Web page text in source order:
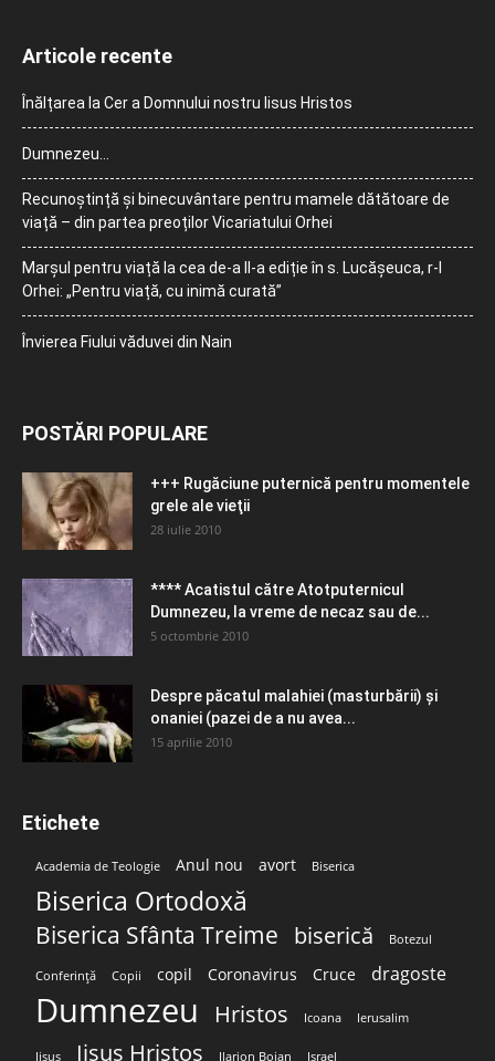
Articole recente
Înălțarea la Cer a Domnului nostru Iisus Hristos
Dumnezeu…
Recunoștință și binecuvântare pentru mamele dătătoare de
viață – din partea preoților Vicariatului Orhei
Marșul pentru viață la cea de-a II-a ediție în s. Lucășeuca, r-l
Orhei: „Pentru viață, cu inimă curată”
Învierea Fiului văduvei din Nain
POSTĂRI POPULARE
+++ Rugăciune puternică pentru momentele
grele ale vieţii
28 iulie 2010
**** Acatistul către Atotputernicul
Dumnezeu, la vreme de necaz sau de...
5 octombrie 2010
Despre păcatul malahiei (masturbării) şi
onaniei (pazei de a nu avea...
15 aprilie 2010
Etichete
Academia de Teologie Anul nou avort Biserica
Biserica Ortodoxă
Biserica Sfânta Treime biserică Botezul
Conferință Copii copil Coronavirus Cruce dragoste
Dumnezeu Hristos Icoana Ierusalim
Iisus Iisus Hristos Ilarion Boian Israel